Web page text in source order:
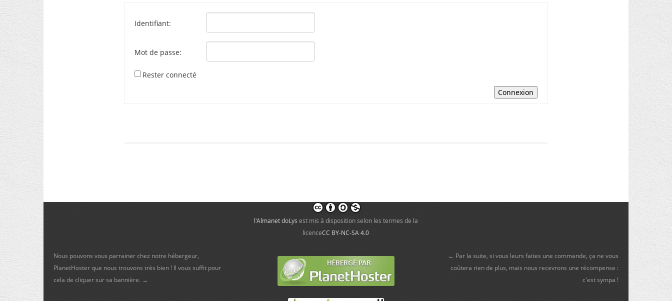
Identifiant:
Mot de passe:
Rester connecté
Connexion
Nous pouvons vous parrainer chez notre hébergeur,
PlanetHoster que nous trouvons très bien ! Il vous suffit pour
cela de cliquer sur sa bannière. →
l'Almanet doLys est mis à disposition selon les termes de la
licenceCC BY-NC-SA 4.0
← Par la suite, si vous leurs faites une commande, ça ne vous
coûtera rien de plus, mais nous recevrons une récompense :
c'est sympa !